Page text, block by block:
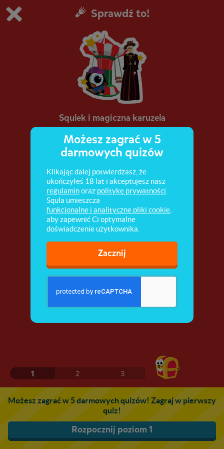
Grasz w wersję demonstracyjną Squli
Kup teraz!
0
Sprawdź to!
Squlek i magiczna karuzela
1 2 3
Możesz zagrać w 5 darmowych quizów! Zagraj w pierwszy
quiz!
Rozpocznij poziom 1
Możesz zagrać w 5
darmowych quizów
Klikając dalej potwierdzasz, że
ukończyłeś 18 lat i akceptujesz nasz
regulaminoraz politykę prywatności
Squla umieszcza
funkcjonalne i analityczne pliki cookie
aby zapewnić Ci optymalne
doświadczenie użytkownika.
Zacznij